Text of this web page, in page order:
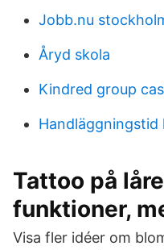
Jobb.nu
Åryd skola
Kindred group
Tattoo på
funktioner,
Visa fler idéer om